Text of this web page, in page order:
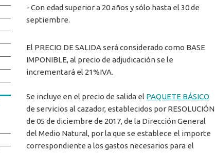
- Con edad superior a 20 años y sólo hasta el 30 de
septiembre.
El PRECIO DE SALIDA será considerado como BASE
IMPONIBLE, al precio de adjudicación se le
incrementará el 21%IVA.
Se incluye en el precio de salida el PAQUETE BÁSICO
de servicios al cazador, establecidos por RESOLUCIÓN
de 05 de diciembre de 2017, de la Dirección General
del Medio Natural, por la que se establece el importe
correspondiente a los gastos necesarios para el